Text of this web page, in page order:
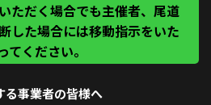
ただく場合でも主催者、尾道
した場合には移動指示をいた
てください。
る事業者の皆様へ